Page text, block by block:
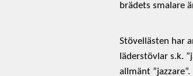
brädets smalare
Stövellästen har
läderstövlar s.k.
allmänt ”jazzare”.